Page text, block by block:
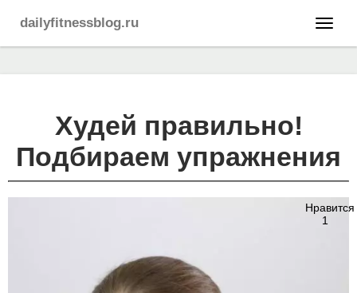
dailyfitnessblog.ru
Худей правильно!
Подбираем упражнения
Нравится
1